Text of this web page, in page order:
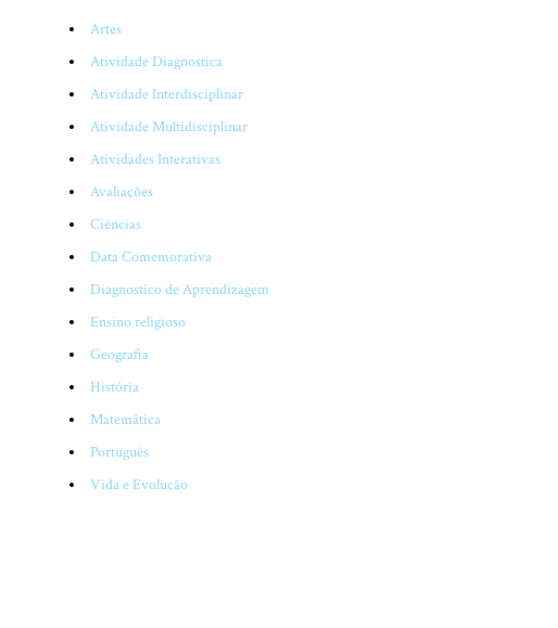
Artes
Atividade Diagnostica
Atividade Interdisciplinar
Atividade Multidisciplinar
Atividades Interativas
Avaliações
Ciências
Data Comemorativa
Diagnostico de Aprendizagem
Ensino religioso
Geografia
História
Matemática
Português
Vida e Evolução